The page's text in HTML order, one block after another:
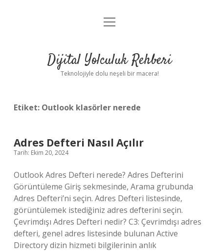
Anasayfa
Yasal Uyarı
menüyü
Dijital Yolculuk Rehberi
Teknolojiyle dolu neşeli bir macera!
Etiket: Outlook klasörler nerede
Adres Defteri Nasıl Açılır
Tarih: Ekim 20, 2024
Outlook Adres Defteri nerede? Adres Defterini
Görüntüleme Giriş sekmesinde, Arama grubunda
Adres Defteri’ni seçin. Adres Defteri listesinde,
görüntülemek istediğiniz adres defterini seçin.
Çevrimdışı Adres Defteri nedir? C3: Çevrimdışı adres
defteri, genel adres listesinde bulunan Active
Directory dizin hizmeti bilgilerinin anlık